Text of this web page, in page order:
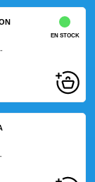
EN STOCK